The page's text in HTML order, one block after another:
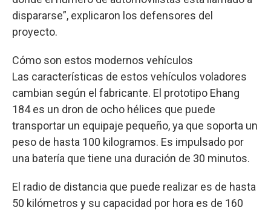
dispararse”, explicaron los defensores del
proyecto.
Cómo son estos modernos vehículos
Las características de estos vehículos voladores
cambian según el fabricante. El prototipo Ehang
184 es un dron de ocho hélices que puede
transportar un equipaje pequeño, ya que soporta un
peso de hasta 100 kilogramos. Es impulsado por
una batería que tiene una duración de 30 minutos.
El radio de distancia que puede realizar es de hasta
50 kilómetros y su capacidad por hora es de 160